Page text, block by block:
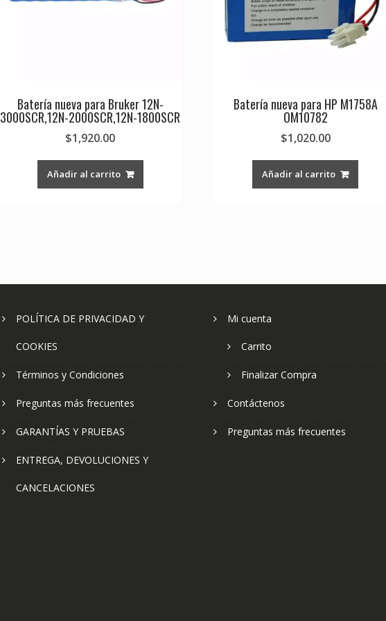
Batería nueva para Bruker 12N-
3000SCR,12N-2000SCR,12N-1800SCR
$1,920.00
Añadir al carrito
Batería nueva para HP M1758A
OM10782
$1,020.00
Añadir al carrito
POLÍTICA DE PRIVACIDAD Y
COOKIES
Términos y Condiciones
Preguntas más frecuentes
GARANTÍAS Y PRUEBAS
ENTREGA, DEVOLUCIONES Y
CANCELACIONES
Mi cuenta
Carrito
Finalizar Compra
Contáctenos
Preguntas más frecuentes